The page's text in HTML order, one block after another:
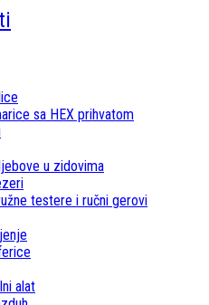
sa HEX prihvatom
u zidovima
testere i ručni gerovi
alat